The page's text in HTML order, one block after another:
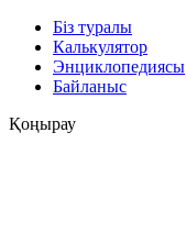
Біз туралы
Калькулятор
Энциклопедиясы
Байланыс
Қоңырау